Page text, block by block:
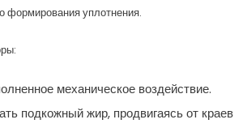
формирования уплотнения.
механическое воздействие.
подкожный жир, продвигаясь от краев